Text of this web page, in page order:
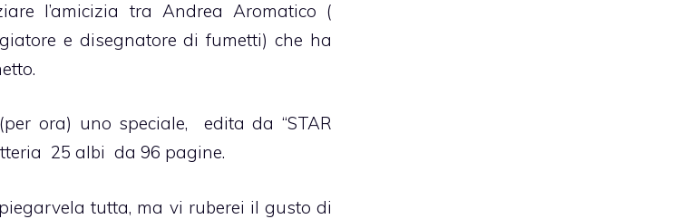
l’amicizia tra Andrea Aromatico (
e disegnatore di fumetti) che ha
ora) uno speciale, edita da “STAR
25 albi da 96 pagine.
tutta, ma vi ruberei il gusto di